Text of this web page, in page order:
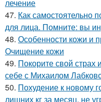
лечение
47. Как самостоятельно
для лица. Помните: вы
48. Особенности кожи и
Очищение кожи
49. Покорите свой страх
себе с Михаилом
50. Похудение к новому
лишних кг за месяц, не